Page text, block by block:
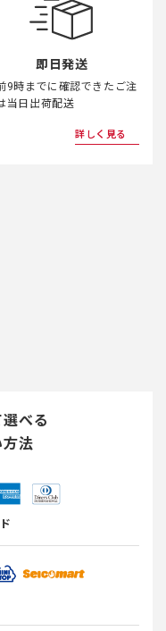
即日発送
9時までに確認できたご注
当日出荷配送
詳しく見る
べる
方法